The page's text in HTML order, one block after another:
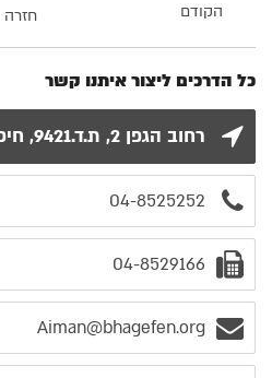
הקודם חזרה
כל הדרכים ליצור איתנו קשר
רחוב הגפן 2, ת.ד.9421, חיפה
04-8525252
04-8529166
Aiman@bhagefen.org